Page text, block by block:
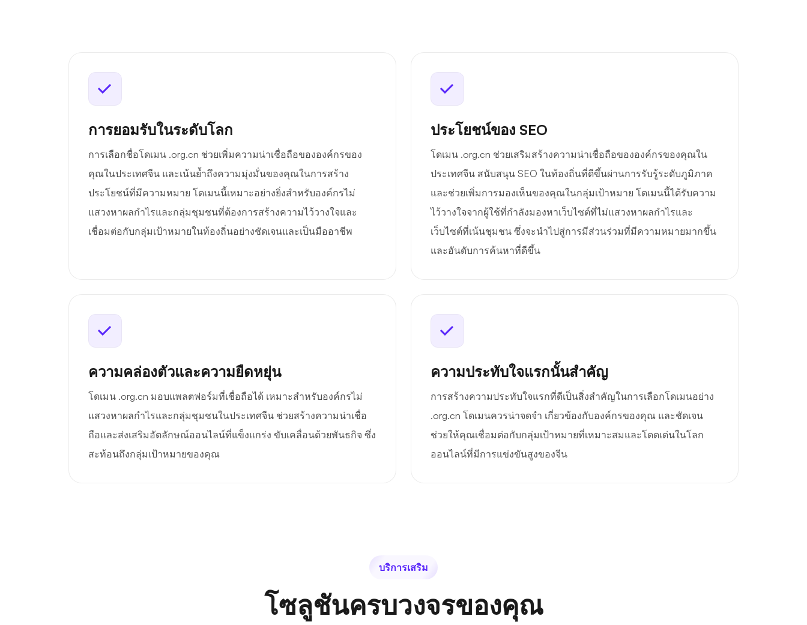
การยอมรับในระดับโลก
การเลือกชื่อโดเมน .org.cn ช่วยเพิ่มความน่าเชื่อถือขององค์กรของ
คุณในประเทศจีน และเน้นย้ำถึงความมุ่งมั่นของคุณในการสร้าง
ประโยชน์ที่มีความหมาย โดเมนนี้เหมาะอย่างยิ่งสำหรับองค์กรไม่
แสวงหาผลกำไรและกลุ่มชุมชนที่ต้องการสร้างความไว้วางใจและ
เชื่อมต่อกับกลุ่มเป้าหมายในท้องถิ่นอย่างชัดเจนและเป็นมืออาชีพ
ประโยชน์ของ SEO
โดเมน .org.cn ช่วยเสริมสร้างความน่าเชื่อถือขององค์กรของคุณใน
ประเทศจีน สนับสนุน SEO ในท้องถิ่นที่ดีขึ้นผ่านการรับรู้ระดับภูมิภาค
และช่วยเพิ่มการมองเห็นของคุณในกลุ่มเป้าหมาย โดเมนนี้ได้รับความ
ไว้วางใจจากผู้ใช้ที่กำลังมองหาเว็บไซต์ที่ไม่แสวงหาผลกำไรและ
เว็บไซต์ที่เน้นชุมชน ซึ่งจะนำไปสู่การมีส่วนร่วมที่มีความหมายมากขึ้น
และอันดับการค้นหาที่ดีขึ้น
ความคล่องตัวและความยืดหยุ่น
โดเมน .org.cn มอบแพลตฟอร์มที่เชื่อถือได้ เหมาะสำหรับองค์กรไม่
แสวงหาผลกำไรและกลุ่มชุมชนในประเทศจีน ช่วยสร้างความน่าเชื่อ
ถือและส่งเสริมอัตลักษณ์ออนไลน์ที่แข็งแกร่ง ขับเคลื่อนด้วยพันธกิจ ซึ่ง
สะท้อนถึงกลุ่มเป้าหมายของคุณ
ความประทับใจแรกนั้นสำคัญ
การสร้างความประทับใจแรกที่ดีเป็นสิ่งสำคัญในการเลือกโดเมนอย่าง
.org.cn โดเมนควรน่าจดจำ เกี่ยวข้องกับองค์กรของคุณ และชัดเจน
ช่วยให้คุณเชื่อมต่อกับกลุ่มเป้าหมายที่เหมาะสมและโดดเด่นในโลก
ออนไลน์ที่มีการแข่งขันสูงของจีน
บริการเสริม
โซลูชันครบวงจรของคุณ